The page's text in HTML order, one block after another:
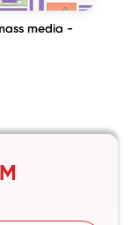
media -